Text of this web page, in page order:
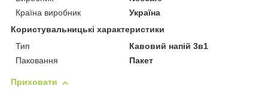
Країна виробник
Україна
Користувальницькі характеристики
Тип
Кавовий напій 3в1
Паковання
Пакет
Приховати